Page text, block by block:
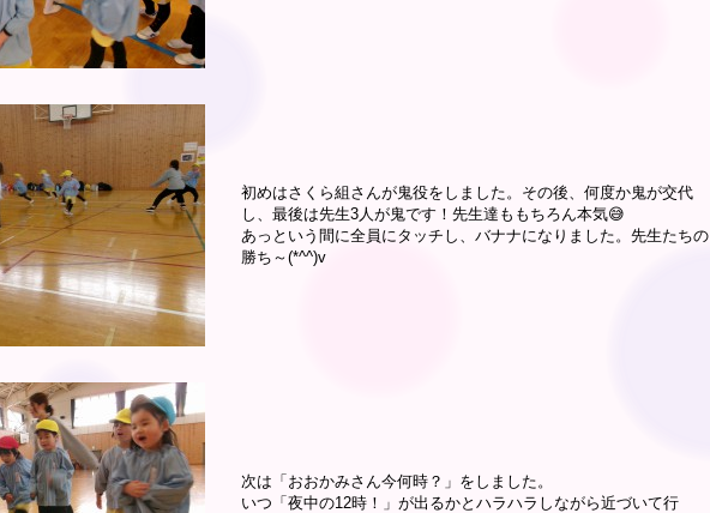
初めはさくら組さんが鬼役をしました。その後、何度か鬼が交代
し、最後は先生3人が鬼です！先生達ももちろん本気😅
あっという間に全員にタッチし、バナナになりました。先生たちの
勝ち～(*^^)v
次は「おおかみさん今何時？」をしました。
いつ「夜中の12時！」が出るかとハラハラしながら近づいて行